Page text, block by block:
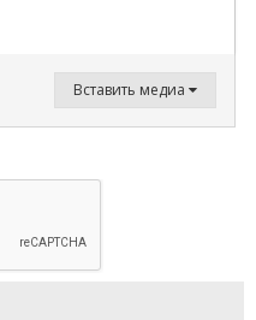
Вставить медиа